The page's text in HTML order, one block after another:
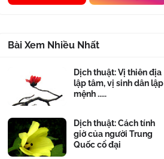
Bài Xem Nhiều Nhất
Dịch thuật: Vị thiên địa
lập tâm, vị sinh dân lập
mệnh .....
Dịch thuật: Cách tính
giờ của người Trung
Quốc cổ đại